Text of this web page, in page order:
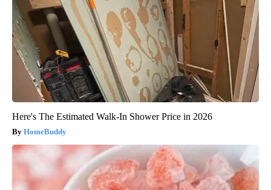
Here's The Estimated Walk-In Shower Price in 2026
HomeBuddy